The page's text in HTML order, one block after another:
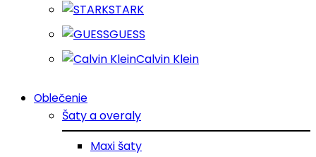
STARK
GUESS
Calvin Klein
Oblečenie
Šaty a overaly
Maxi šaty